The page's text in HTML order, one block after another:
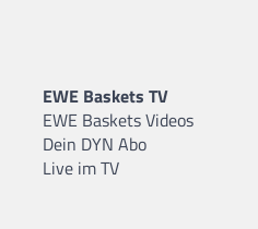
EWE Baskets TV
EWE Baskets Videos
Dein DYN Abo
Live im TV